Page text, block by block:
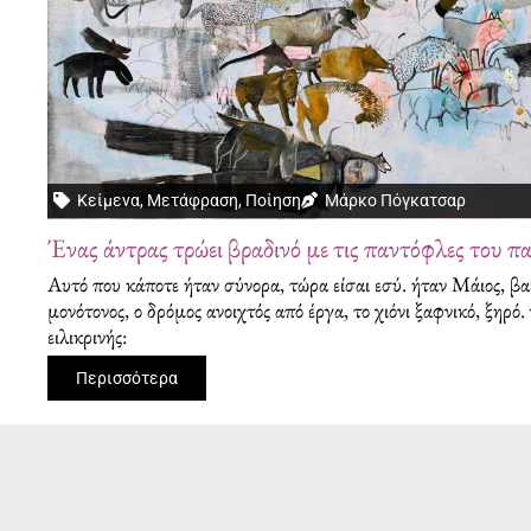
Κείμενα, Μετάφραση, Ποίηση Μάρκο Πόγκατσαρ
Ένας άντρας τρώει βραδινό με τις παντόφλες του
Αυτό που κάποτε ήταν σύνορα, τώρα είσαι εσύ. ήταν Μάιος,
μονότονος, ο δρόμος ανοιχτός από έργα, το χιόνι ξαφνικό, ξηρό.
ειλικρινής:
Περισσότερα